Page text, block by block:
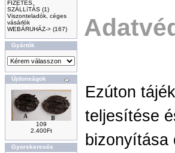
FIZETÉS,
SZÁLLíTÁS (1)
Viszonteladók, céges
vásárlók
WEBÁRUHÁZ-> (167)
Gyártók
Újdonságok
109
2.400Ft
Gyorskeresés
Ezúton
teljesítése
bizonyítása